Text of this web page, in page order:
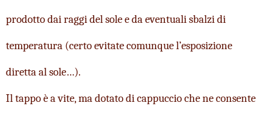
prodotto dai raggi del sole e da eventuali sbalzi di
temperatura (certo evitate comunque l’esposizione
diretta al sole…).
Il tappo è a vite, ma dotato di cappuccio che ne consente